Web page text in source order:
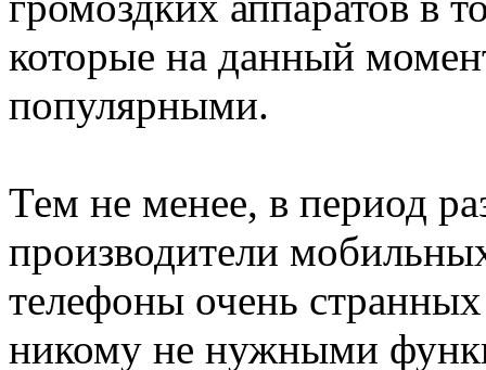
которые на данный
популярными.
Тем не менее, в период
производители
телефоны очень
никому не нужными